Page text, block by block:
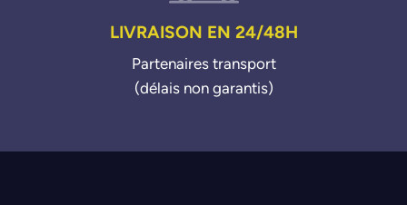
LIVRAISON EN 24/48H
Partenaires transport
(délais non garantis)